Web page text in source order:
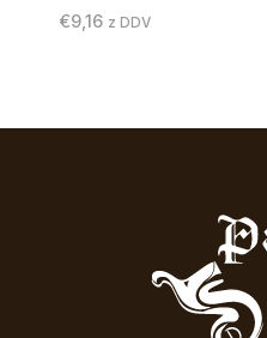
€9,16 z DDV